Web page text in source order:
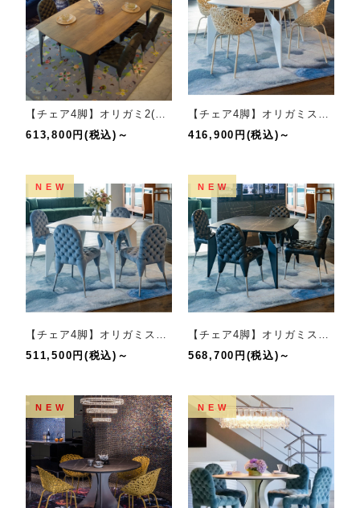
【チェア4脚】オリガミ2(ラスティックオーク/ブラック）+集チェア(LBLK)セット
613,800円(税込)～
【チェア4脚】オリガミスクエア(ホワイトマーブル/ホワイト）+バカナチェア(IV)セット
416,900円(税込)～
NEW
511,500円(税込)～
NEW
568,700円(税込)～
NEW NEW